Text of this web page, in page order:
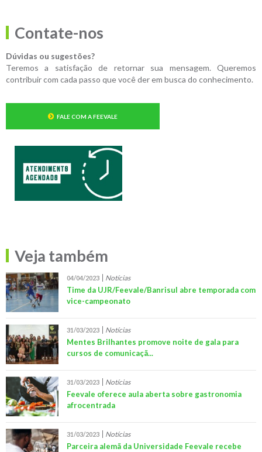
Contate-nos
Dúvidas ou sugestões?
Teremos a satisfação de retornar sua mensagem. Queremos
contribuir com cada passo que você der em busca do conhecimento.
FALE COM A FEEVALE
Veja também
04/04/2023 Notícias
Time da UJR/Feevale/Banrisul abre temporada com
vice-campeonato
31/03/2023 Notícias
Mentes Brilhantes promove noite de gala para
cursos de comunicaçã...
31/03/2023 Notícias
Feevale oferece aula aberta sobre gastronomia
afrocentrada
31/03/2023 Notícias
Parceira alemã da Universidade Feevale recebe